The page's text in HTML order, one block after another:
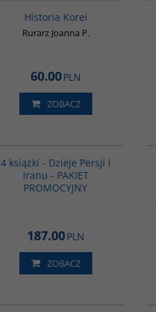
Historia Korei
Rurarz Joanna P.
60.00PLN
ZOBACZ
4 książki - Dzieje Persji i
Iranu - PAKIET
PROMOCYJNY
187.00PLN
ZOBACZ